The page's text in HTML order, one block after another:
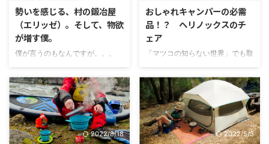
ファッショナブル、そして機能性
に優れたものをアウトドア用品に
持ち込もうと、2010年から始動
しているブランドです。 そして
この2社は、キャンプ用品がアウ
トドアだけで使われることに勿体
なさを感じていました。 愛着あ
るモノはアウトドア用品、インテ
リア、エクステリアの垣根なく、
自然と大切に扱われ永く使いたい
と思うものです。 ＂アウトドア
の ...
入するのには、踏ん切りがつかな
いですよね。 でも、ママの要望
は叶えてあげたいし。。。 どう
せ買うなら、おしゃれな方がいい
けど、お金が。。。 そんな悩み
を抱えてるあなた、このテントな
らお手頃価格で、その上おしゃ
れ。 これで、しろくまのテント
のような、おしゃれキャンパーの
仲間入り！？ NEUTRAL
OUTDOOR（ニュートラルア ...
勢いを感じる、村の鍛冶屋
（エリッゼ）。そして、物欲
が増す僕。
僕が言うのもなんですが。。。
（エリッゼ）、この2社の製品っ
て、ネットで調べものをしている
と、よく見かけるようになったな
と思います。
おしゃれキャンパーの必需
品！？ ヘリノックスのチ
ェア
「マツコの知らない世界」でも取
Helinox（ヘリノックス）のチェ
ア。 軽量でいて、しかも快適性
にも優れていてるので、キャンパ
ーに人気の商品です。 おしゃれ
キャンパーさんも、初心者の方
も、誰にでも人気があるんです。
2022/8/18 2022/5/3